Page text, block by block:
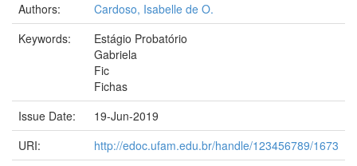
Authors:
Cardoso, Isabelle de O.
Keywords:
Estágio Probatório
Gabriela
Fic
Fichas
Issue Date:
19-Jun-2019
URI:
http://edoc.ufam.edu.br/handle/123456789/1673